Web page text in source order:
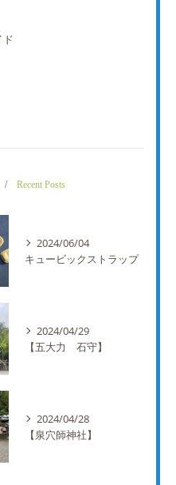
ド
Recent Posts
2024/06/04
キュービックストラップ
2024/04/29
【五大力 石守】
2024/04/28
【泉穴師神社】